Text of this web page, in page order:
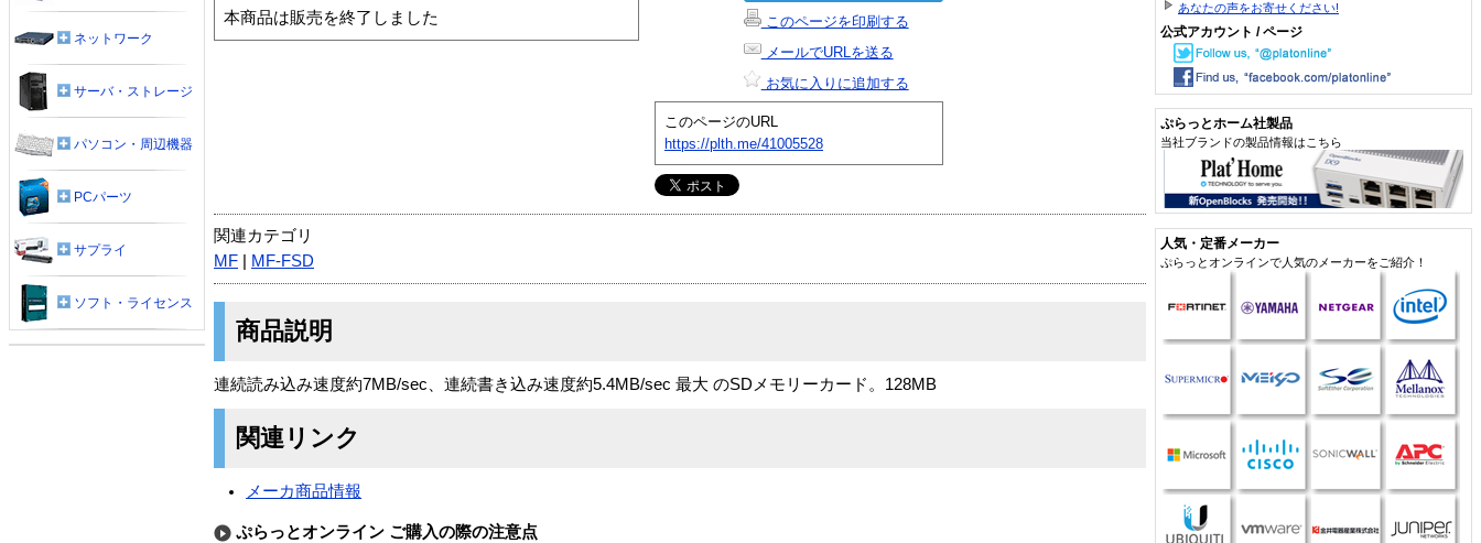
本商品は販売を終了しました
このページを印刷する
メールでURLを送る
お気に入りに追加する
このページのURL
https://plth.me/41005528
関連カテゴリ
MF
MF-FSD
商品説明
連続読み込み速度約7MB/sec、連続書き込み速度約5.4MB/sec 最大 のSDメモリーカード。128MB
関連リンク
メーカ商品情報
ぷらっとオンライン ご購入の際の注意点
ネットワーク
サーバ・ストレージ
パソコン・周辺機器
PCパーツ
サプライ
ソフト・ライセンス
あなたの声をお寄せください!
公式アカウント / ページ
ぷらっとホーム社製品
当社ブランドの製品情報はこちら
人気・定番メーカー
ぷらっとオンラインで人気のメーカーをご紹介！